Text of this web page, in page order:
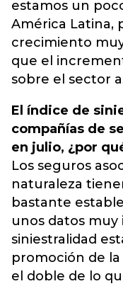
estamos un
América Latina,
crecimiento
que el
sobre el sector
El índice de
compañías de
en julio, ¿por
Los seguros
naturaleza
bastante
unos datos muy
siniestralidad
promoción de la
el doble de lo